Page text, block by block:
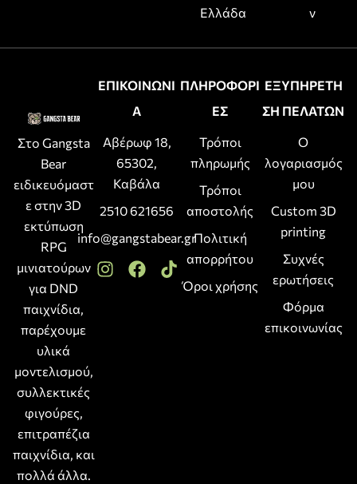
Ελλάδα
ν
Στο Gangsta
Bear
ειδικευόμαστ
ε στην 3D
εκτύπωση
RPG
μινιατούρων
για DND
παιχνίδια,
παρέχουμε
υλικά
μοντελισμού,
συλλεκτικές
φιγούρες,
επιτραπέζια
παιχνίδια, και
πολλά άλλα.
ΕΠΙΚΟΙΝΩΝΙ
Α
Αβέρωφ 18,
65302,
Καβάλα
2510 621656
info@gangstabear.gr
ΠΛΗΡΟΦΟΡΙ
ΕΣ
Τρόποι
πληρωμής
Τρόποι
αποστολής
Πολιτική
απορρήτου
Όροι χρήσης
ΕΞΥΠΗΡΕΤΗ
ΣΗ ΠΕΛΑΤΩΝ
Ο
λογαριασμός
μου
Custom 3D
printing
Συχνές
ερωτήσεις
Φόρμα
επικοινωνίας